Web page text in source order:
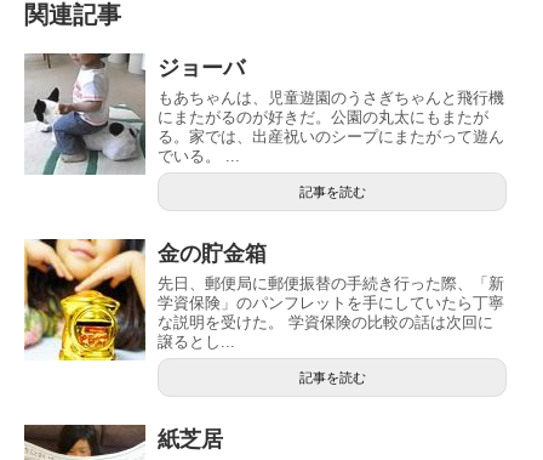
関連記事
ジョーバ
もあちゃんは、児童遊園のうさぎちゃんと飛行機
にまたがるのが好きだ。公園の丸太にもまたが
る。家では、出産祝いのシープにまたがって遊ん
でいる。 ...
記事を読む
金の貯金箱
先日、郵便局に郵便振替の手続き行った際、「新
学資保険」のパンフレットを手にしていたら丁寧
な説明を受けた。 学資保険の比較の話は次回に
譲るとし...
記事を読む
紙芝居